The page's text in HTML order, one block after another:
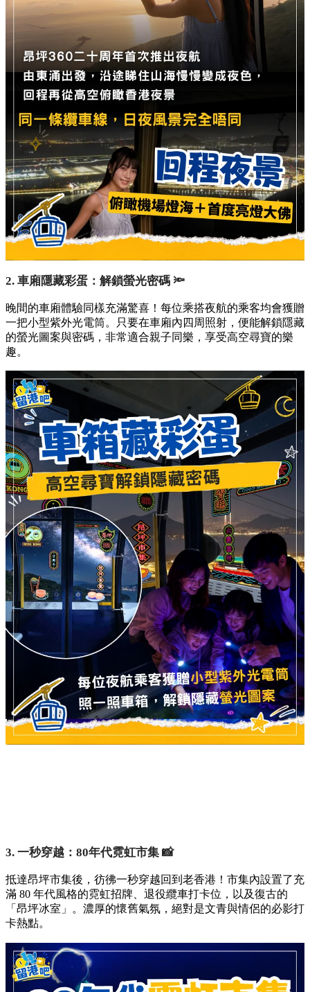
2. 車廂隱藏彩蛋：解鎖螢光密碼 🔦
晚間的車廂體驗同樣充滿驚喜！每位乘搭夜航的乘客均會獲贈
一把小型紫外光電筒。只要在車廂內四周照射，便能解鎖隱藏
的螢光圖案與密碼，非常適合親子同樂，享受高空尋寶的樂
趣。
3. 一秒穿越：80年代霓虹市集 📸
抵達昂坪市集後，彷彿一秒穿越回到老香港！市集內設置了充
滿 80 年代風格的霓虹招牌、退役纜車打卡位，以及復古的
「昂坪冰室」。濃厚的懷舊氣氛，絕對是文青與情侶的必影打
卡熱點。